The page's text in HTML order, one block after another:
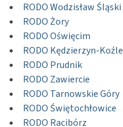
RODO Wodzisław Śląski
RODO Żory
RODO Oświęcim
RODO Kędzierzyn-Koźle
RODO Prudnik
RODO Zawiercie
RODO Tarnowskie Góry
RODO Świętochłowice
RODO Racibórz